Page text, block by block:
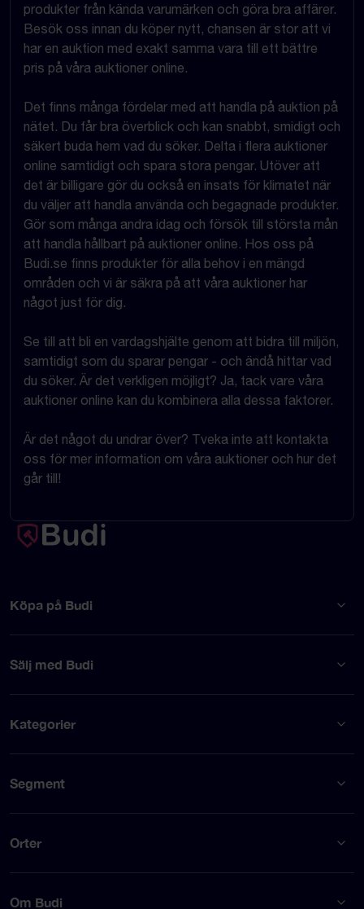
produkter från kända varumärken och göra bra affärer.
Besök oss innan du köper nytt, chansen är stor att vi
har en auktion med exakt samma vara till ett bättre
pris på våra auktioner online.
Det finns många fördelar med att handla på auktion på
nätet. Du får bra överblick och kan snabbt, smidigt och
säkert buda hem vad du söker. Delta i flera auktioner
online samtidigt och spara stora pengar. Utöver att
det är billigare gör du också en insats för klimatet när
du väljer att handla använda och begagnade produkter.
Gör som många andra idag och försök till största mån
att handla hållbart på auktioner online. Hos oss på
Budi.se finns produkter för alla behov i en mängd
områden och vi är säkra på att våra auktioner har
något just för dig.
Se till att bli en vardagshjälte genom att bidra till miljön,
samtidigt som du sparar pengar - och ändå hittar vad
du söker. Är det verkligen möjligt? Ja, tack vare våra
auktioner online kan du kombinera alla dessa faktorer.
Är det något du undrar över? Tveka inte att kontakta
oss för mer information om våra auktioner och hur det
går till!
Köpa på Budi
Sälj med Budi
Kategorier
Segment
Orter
Om Budi